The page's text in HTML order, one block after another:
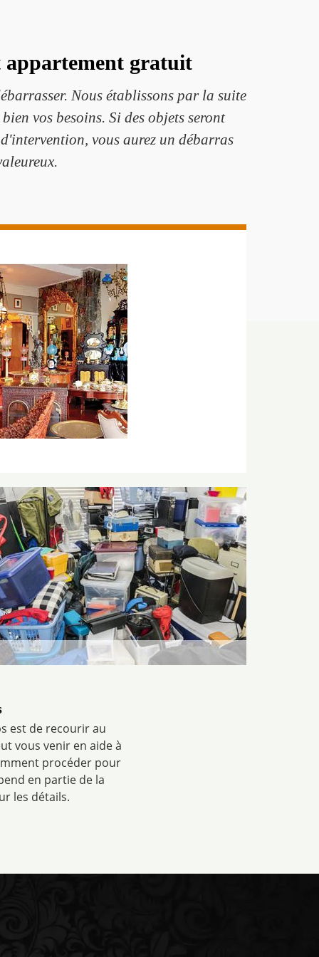
appartement gratuit
Nous établissons par la suite
vos besoins. Si des objets seront
vous aurez un débarras
est de recourir au
vous venir en aide à
procéder pour
en partie de la
les détails.